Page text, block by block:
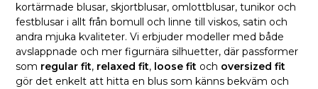
kortärmade blusar, skjortblusar, omlottblusar, tunikor och
festblusar i allt från bomull och linne till viskos, satin och
andra mjuka kvaliteter. Vi erbjuder modeller med både
avslappnade och mer figurnära silhuetter, där passformer
som regular fit, relaxed fit, loose fit och oversized fit
gör det enkelt att hitta en blus som känns bekväm och